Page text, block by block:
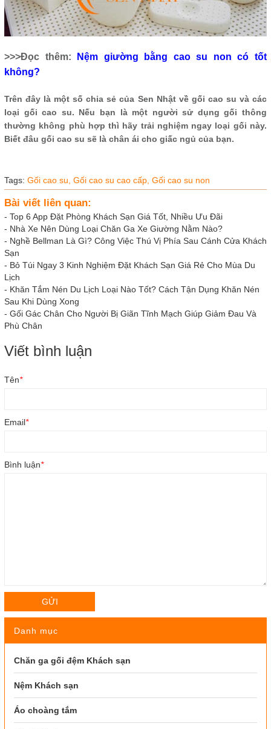
>>>Đọc thêm:
Nệm giường bằng cao su non có tốt
không?
Trên đây là một số chia sẻ của Sen Nhật về gối cao su và các
loại gối cao su. Nếu bạn là một người sử dụng gối thông
thường không phù hợp thì hãy trải nghiệm ngay loại gối này.
Biết đâu gối cao su sẽ là chân ái cho giấc ngủ của bạn.
Tags: Gối cao su, Gối cao su cao cấp, Gối cao su non
Bài viết liên quan:
- Top 6 App Đặt Phòng Khách Sạn Giá Tốt, Nhiều Ưu Đãi
- Nhà Xe Nên Dùng Loại Chăn Ga Xe Giường Nằm Nào?
- Nghề Bellman Là Gì? Công Việc Thú Vị Phía Sau Cánh Cửa Khách
Sạn
- Bỏ Túi Ngay 3 Kinh Nghiệm Đặt Khách Sạn Giá Rẻ Cho Mùa Du
Lịch
- Khăn Tắm Nén Du Lịch Loại Nào Tốt? Cách Tận Dụng Khăn Nén
Sau Khi Dùng Xong
- Gối Gác Chân Cho Người Bị Giãn Tĩnh Mạch Giúp Giảm Đau Và
Phù Chân
Viết bình luận
Tên*
Email*
Bình luận*
GỬI
Danh mục
Chăn ga gối đệm Khách sạn
Nệm Khách sạn
Áo choàng tắm